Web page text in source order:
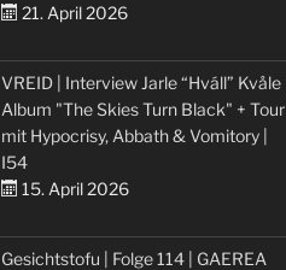
21. April 2026
VREID | Interview Jarle “Hváll” Kvåle |
Album "The Skies Turn Black" + Tour
mit Hypocrisy, Abbath & Vomitory |
I54
15. April 2026
Gesichtstofu | Folge 114 | GAEREA